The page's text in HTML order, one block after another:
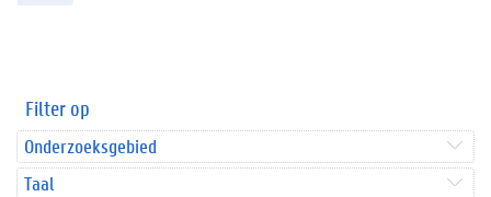
Filter op
Onderzoeksgebied
Taal